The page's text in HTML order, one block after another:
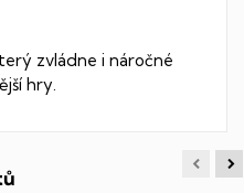
zvládne i náročné
hry.